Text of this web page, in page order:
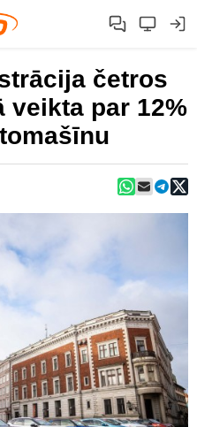
četros
veikta par 12%